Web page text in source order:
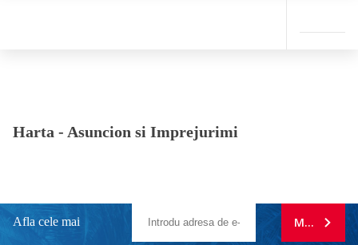
Harta - Asuncion si Imprejurimi
Afla cele mai MA